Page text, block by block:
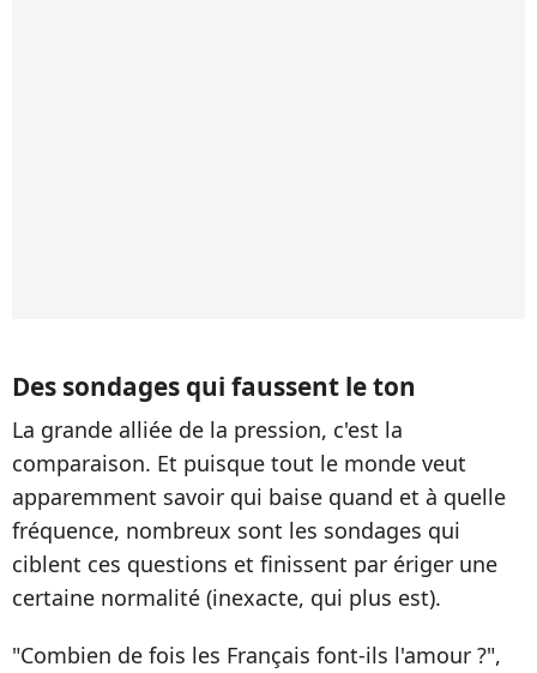
Des sondages qui faussent le ton
La grande alliée de la pression, c'est la
comparaison. Et puisque tout le monde veut
apparemment savoir qui baise quand et à quelle
fréquence, nombreux sont les sondages qui
ciblent ces questions et finissent par ériger une
certaine normalité (inexacte, qui plus est).
"Combien de fois les Français font-ils l'amour ?",